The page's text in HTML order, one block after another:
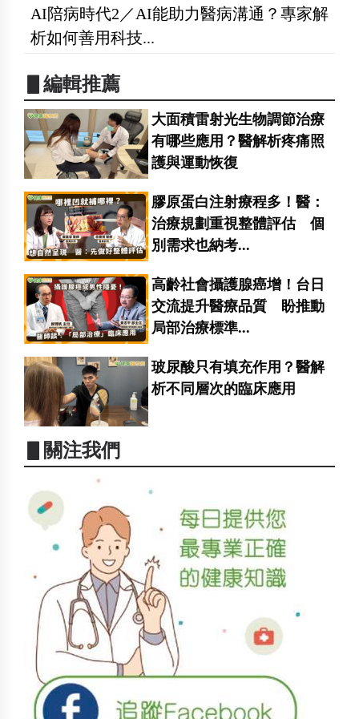
AI陪病時代2／AI能助力醫病溝通？專家解
析如何善用科技...
▋編輯推薦
大面積雷射光生物調節治療
有哪些應用？醫解析疼痛照
護與運動恢復
膠原蛋白注射療程多！醫：
治療規劃重視整體評估 個
別需求也納考...
高齡社會攝護腺癌增！台日
交流提升醫療品質 盼推動
局部治療標準...
玻尿酸只有填充作用？醫解
析不同層次的臨床應用
▋關注我們